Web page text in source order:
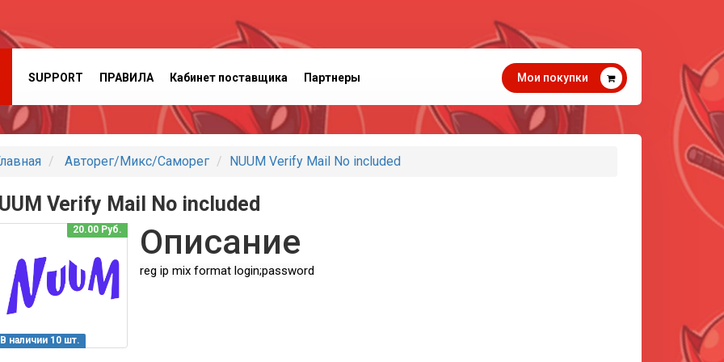
SUPPORT ПРАВИЛА Кабинет поставщика Партнеры Мои покупки
Авторег/Микс/Саморег NUUM Verify Mail No included
Verify Mail No included
В наличии 10 шт.
20.00 Руб. Описание
reg ip mix format login;password